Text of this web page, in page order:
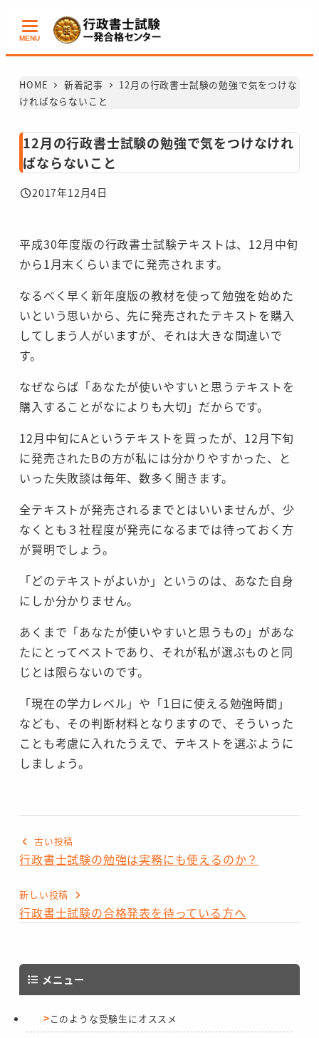
ン
MENU
HOME 新着記事
12月の行政書士試験の勉強で気をつけな
ければならないこと
12月の行政書士試験の勉強で気をつけなけれ
ばならないこと
投稿日
2017年12月4日
平成30年度版の行政書士試験テキストは、12月中旬
から1月末くらいまでに発売されます。
なるべく早く新年度版の教材を使って勉強を始めた
いという思いから、先に発売されたテキストを購入
してしまう人がいますが、それは大きな間違いで
す。
なぜならば「あなたが使いやすいと思うテキストを
購入することがなによりも大切」だからです。
12月中旬にAというテキストを買ったが、12月下旬
に発売されたBの方が私には分かりやすかった、と
いった失敗談は毎年、数多く聞きます。
全テキストが発売されるまでとはいいませんが、少
なくとも３社程度が発売になるまでは待っておく方
が賢明でしょう。
「どのテキストがよいか」というのは、あなた自身
にしか分かりません。
あくまで「あなたが使いやすいと思うもの」があな
たにとってベストであり、それが私が選ぶものと同
じとは限らないのです。
「現在の学力レベル」や「1日に使える勉強時間」
なども、その判断材料となりますので、そういった
ことも考慮に入れたうえで、テキストを選ぶように
しましょう。
古い投稿
行政書士試験の勉強は実務にも使えるのか？
新しい投稿
行政書士試験の合格発表を待っている方へ
メニュー
このような受験生にオススメ